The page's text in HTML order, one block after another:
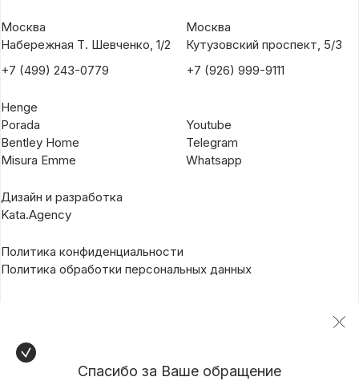
Москва
Набережная Т. Шевченко, 1/2
+7 (499) 243-0779
Москва
Кутузовский проспект, 5/3
+7 (926) 999-9111
Henge
Porada
Bentley Home
Misura Emme
Youtube
Telegram
Whatsapp
Дизайн и разработка
Kata.Agency
Политика конфиденциальности
Политика обработки персональных данных
Спасибо за Ваше обращение